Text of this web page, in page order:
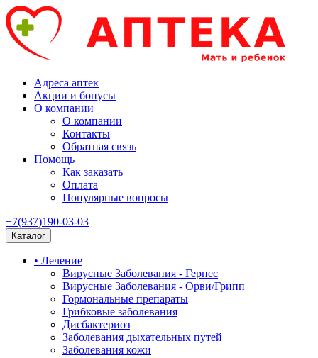
Адреса аптек
Акции и бонусы
О компании
О компании
Контакты
Обратная связь
Помощь
Как заказать
Оплата
Популярные вопросы
+7(937)190-03-03
Каталог
• Лечение
Вирусные Заболевания - Герпес
Вирусные Заболевания - Орви/Грипп
Гормональные препараты
Грибковые заболевания
Дисбактериоз
Заболевания дыхательных путей
Заболевания кожи